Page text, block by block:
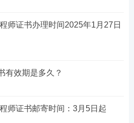
师证书办理时间2025年1月27日
有效期是多久？
师证书邮寄时间：3月5日起